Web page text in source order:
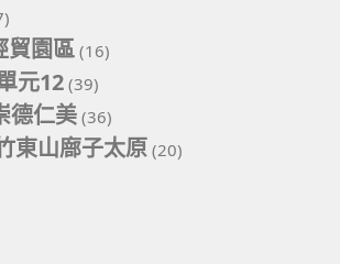
貿園區 (16)
元12 (39)
德仁美 (36)
東山廍子太原(20)